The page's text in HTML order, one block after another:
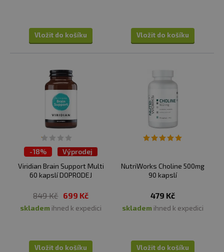
Vložit do košíku Vložit do košíku
-18%
Výprodej
Viridian Brain Support Multi
60 kapslí DOPRODEJ
849 Kč 699 Kč
skladem ihned k expedici
Vložit do košíku
NutriWorks Choline 500mg
90 kapslí
479 Kč
skladem ihned k expedici
Vložit do košíku